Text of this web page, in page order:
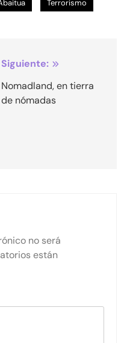
Terrorismo
Siguiente:
Nomadland, en tierra
de nómadas
no será
están